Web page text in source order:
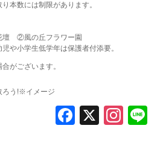
は制限があります。
壇 ②風の丘フラワー園
や小学生低学年は保護者付添要。
がございます。
ろう!※イメージ
F X In